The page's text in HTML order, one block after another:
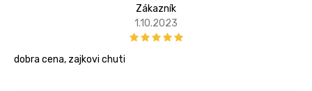
Zákazník
1.10.2023
dobra cena, zajkovi chuti